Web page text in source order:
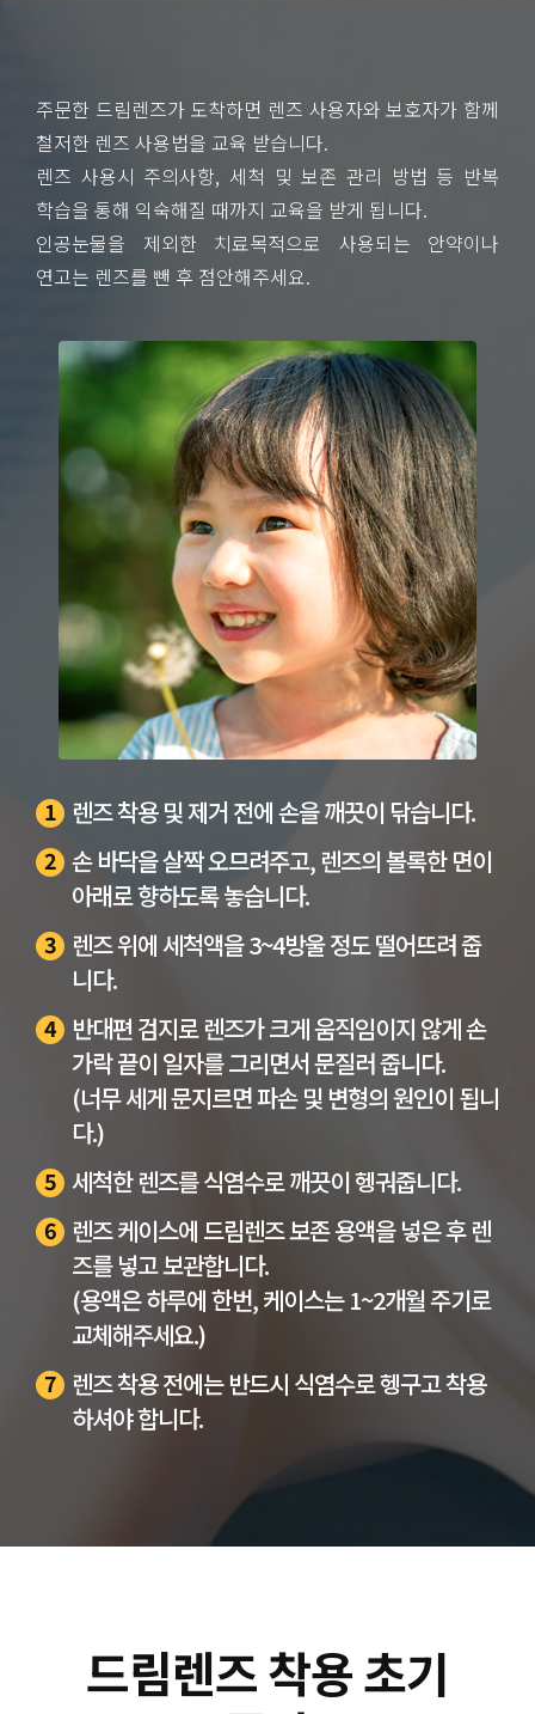
주문한 드림렌즈가 도착하면 렌즈 사용자와 보호자가 함께
철저한 렌즈 사용법을 교육 받습니다.
렌즈 사용시 주의사항, 세척 및 보존 관리 방법 등 반복
학습을 통해 익숙해질 때까지 교육을 받게 됩니다.
인공눈물을 제외한 치료목적으로 사용되는 안약이나
연고는 렌즈를 뺀 후 점안해주세요.
1 렌즈 착용 및 제거 전에 손을 깨끗이 닦습니다.
2 손 바닥을 살짝 오므려주고, 렌즈의 볼록한 면이
아래로 향하도록 놓습니다.
3 렌즈 위에 세척액을 3~4방울 정도 떨어뜨려 줍
니다.
4 반대편 검지로 렌즈가 크게 움직임이지 않게 손
가락 끝이 일자를 그리면서 문질러 줍니다.
(너무 세게 문지르면 파손 및 변형의 원인이 됩니
다.)
5 세척한 렌즈를 식염수로 깨끗이 헹궈줍니다.
6 렌즈 케이스에 드림렌즈 보존 용액을 넣은 후 렌
즈를 넣고 보관합니다.
(용액은 하루에 한번, 케이스는 1~2개월 주기로
교체해주세요.)
7 렌즈 착용 전에는 반드시 식염수로 헹구고 착용
하셔야 합니다.
드림렌즈 착용 초기